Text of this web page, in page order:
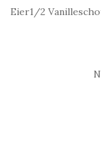
Eier1/2